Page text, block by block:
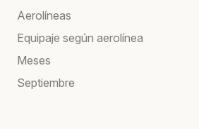
Aerolíneas
Equipaje según aerolínea
Meses
Septiembre